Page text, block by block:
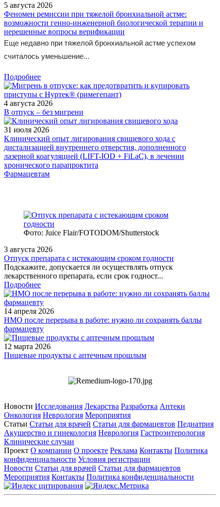
5 августа 2026
Феномен ремиссии при тяжелой бронхиальной астме:
возможности генно-инженерной биологической терапии и
нерешенные вопросы верификации
Еще недавно при тяжелой бронхиальной астме успехом
считалось уменьшение...
Подробнее
4 августа 2026
В отпуск – без мигрени
31 июля 2026
Клинический опыт лигирования свищевого хода с
дистализацией внутреннего отверстия, дополненного
лазерной коагуляцией (LIFT-IOD + FiLaC), в лечении
хронического парапроктита
Фармацевтам
Фото: Juice Flair/FOTODOM/Shutterstoсk
3 августа 2026
Отпуск препарата с истекающим сроком годности
Подскажите, допускается ли осуществлять отпуск
лекарственного препарата, если срок годност...
Подробнее
14 апреля 2026
НМО после перерыва в работе: нужно ли сохранять баллы
фармацевту
12 марта 2026
Пищевые продукты с аптечным прошлым
Новости Исследования Лекарства Разработка Аптеки
Онкология Неврология Мероприятия
Статьи Статьи для врачей Статьи для фармацевтов Педиатрия
Акушерство и гинекология Неврология Гастроэнтерология
Клинические случаи
Проект О компании О проекте Реклама Контакты Политика
конфиденциальности Условия регистрации
Новости Статьи для врачей Статьи для фармацевтов
Мероприятия Контакты Политика конфиденциальности